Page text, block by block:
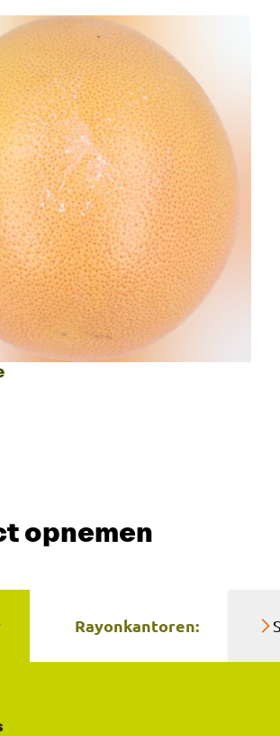
opnemen
Rayonkantoren: